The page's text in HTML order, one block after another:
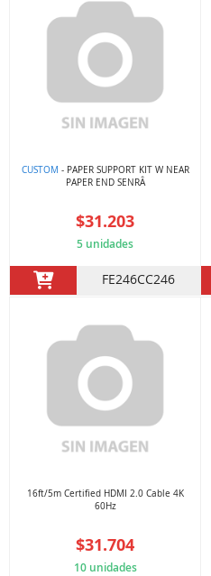
CUSTOM - PAPER SUPPORT KIT W NEAR
PAPER END SENRÂ
$31.203
5 unidades
FE246CC246
16ft/5m Certified HDMI 2.0 Cable 4K
60Hz
$31.704
10 unidades